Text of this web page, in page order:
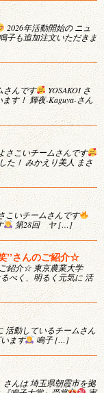
2026年活動開始の ニュ
子も追加注文いただきま
さんです
YOSAKOI さ
す！ 輝夜-Kaguya-さん
さこいチームさんです
た！ みかえり美人 まさ
こいチームさんです
第28回 ヤ […]
’’さんのご紹介☆
紹介☆ 東京農業大学
べく、明るく元気に 活
活動しているチームさん
ます 鳴子 […]
んは 埼玉県朝霞市を拠